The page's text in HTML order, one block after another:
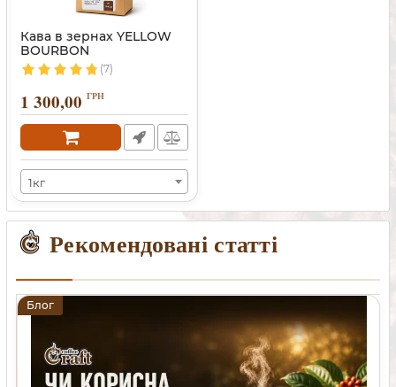
Кава в зернах YELLOW
BOURBON
(7)
1 300,00 ГРН
1кг
Рекомендовані статті
Блог